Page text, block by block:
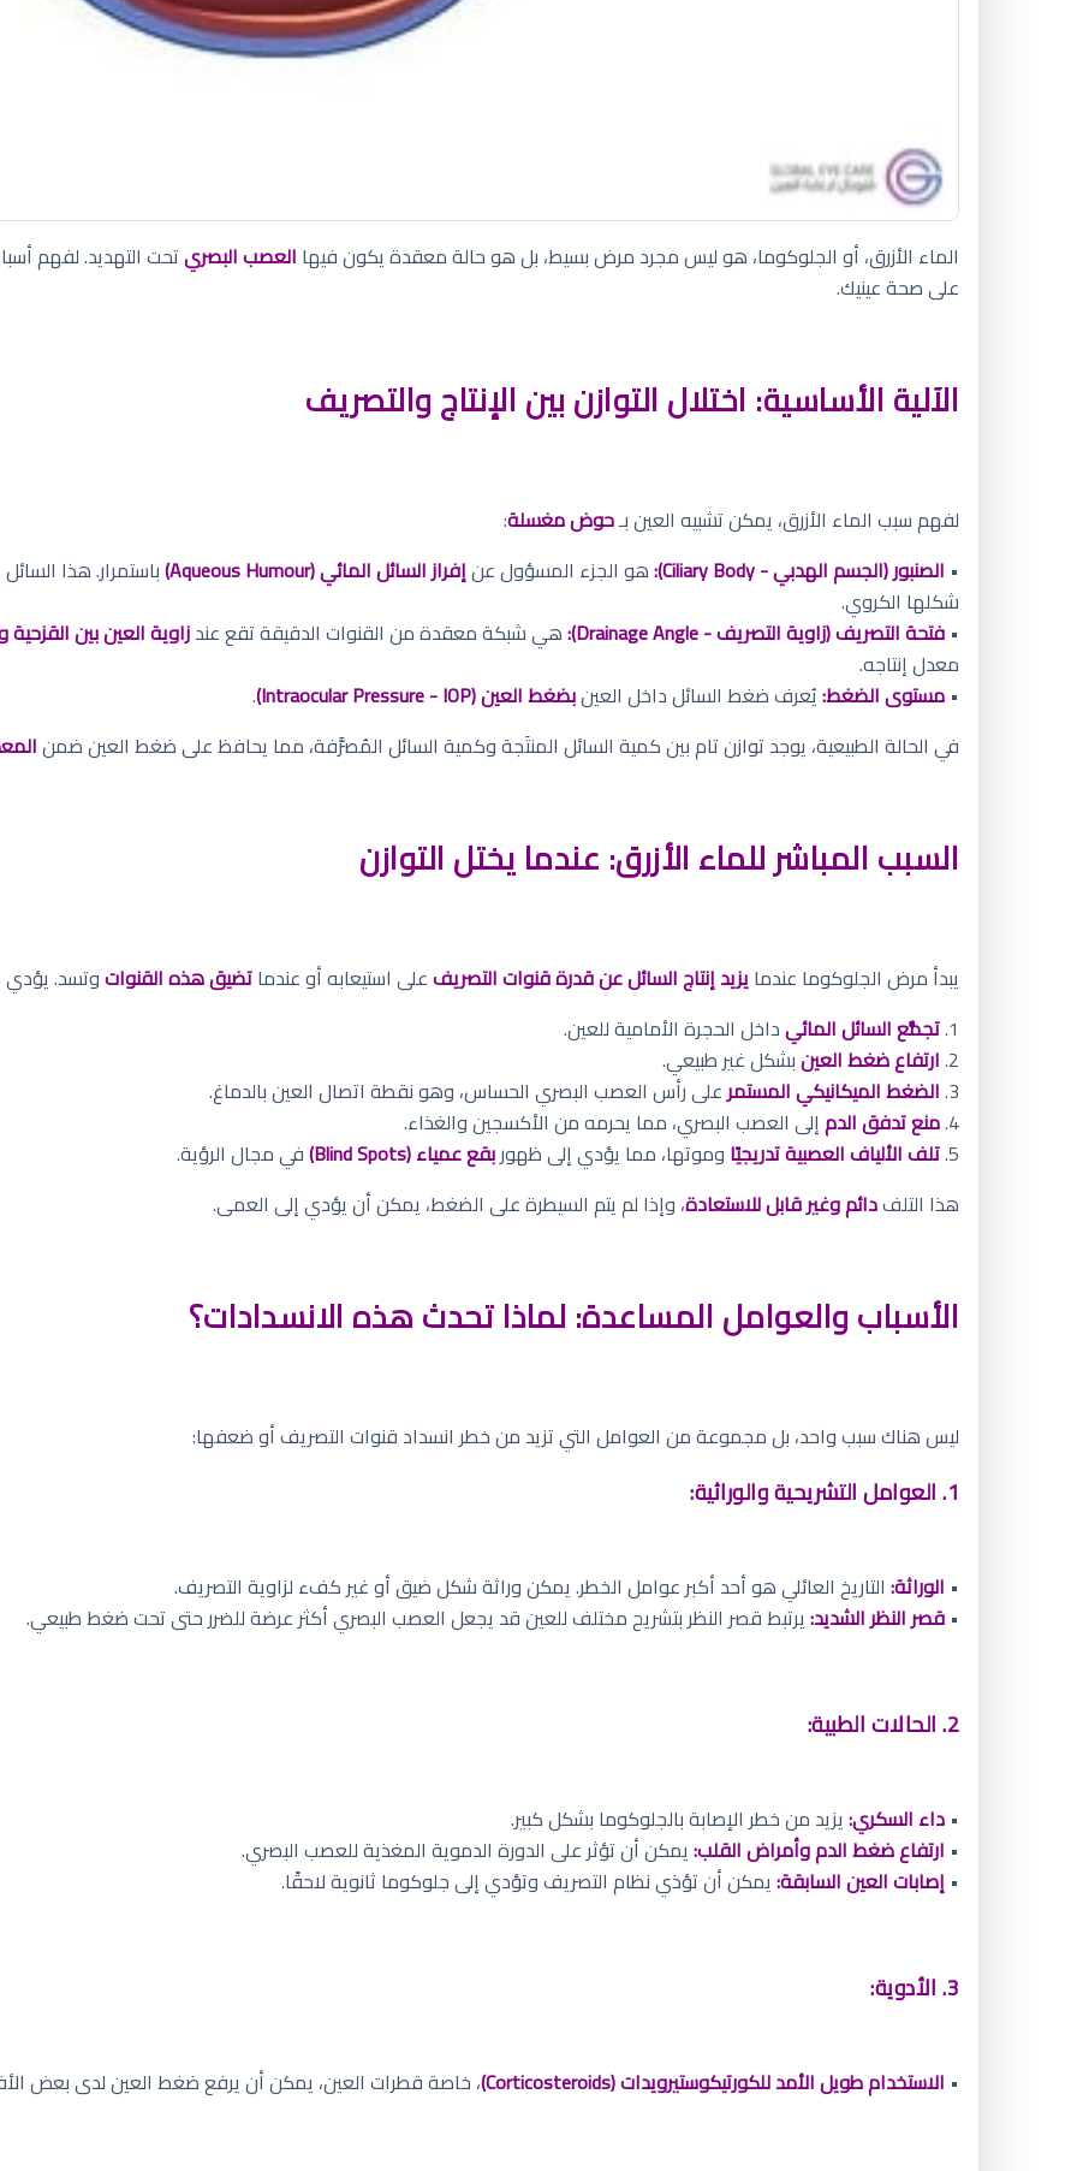
الماء الأزرق، أو الجلوكوما، هو ليس مجرد مرض بسيط، بل هو حالة معقدة يكون فيها العصب البصريتحت التهديد. لفهم
على صحة عينيك.
الآلية الأساسية: اختلال التوازن بين الإنتاج والتصريف
لفهم سبب الماء الأزرق، يمكن تشبيه العين بـحوض مغسلة:
• الصنبور (الجسم الهدبي - Ciliary Body): هو الجزء المسؤول عنإفراز السائل المائي (Aqueous Humour)
باستمرار. هذا
شكلها الكروي.
• فتحة التصريف (زاوية التصريف - Drainage Angle): هي شبكة معقدة من القنوات الدقيقة تقع عندزاوية العين بين القزحية
معدل إنتاجه.
• مستوى الضغط:يُعرف ضغط السائل داخل العينبضغط العين (Intraocular Pressure - IOP)
.
في الحالة الطبيعية، يوجد توازن تام بين كمية السائل المنتَجة وكمية السائل المُصرَّفة، مما يحافظ على ضغط العين ضمن
السبب المباشر للماء الأزرق: عندما يختل التوازن
يبدأ مرض الجلوكوما عندمايزيد إنتاج السائل عن قدرة قنوات التصريفعلى استيعابه أو عندماتضيق هذه القنواتوتسد. يؤدي
1. تجمُّع السائل المائيداخل الحجرة الأمامية للعين.
2. ارتفاع ضغط العينبشكل غير طبيعي.
3. الضغط الميكانيكي المستمرعلى رأس العصب البصري الحساس، وهو نقطة اتصال العين بالدماغ.
4. منع تدفق الدمإلى العصب البصري، مما يحرمه من الأكسجين والغذاء.
5. تلف الألياف العصبية تدريجيًا وموتها، مما يؤدي إلى ظهوربقع عمياء (Blind Spots)
في مجال الرؤية.
هذا التلفدائم وغير قابل للاستعادة، وإذا لم يتم السيطرة على الضغط، يمكن أن يؤدي إلى العمى.
الأسباب والعوامل المساعدة: لماذا تحدث هذه الانسدادات؟
ليس هناك سبب واحد، بل مجموعة من العوامل التي تزيد من خطر انسداد قنوات التصريف أو ضعفها:
1. العوامل التشريحية والوراثية:
• الوراثة: التاريخ العائلي هو أحد أكبر عوامل الخطر. يمكن وراثة شكل ضيق أو غير كفء لزاوية التصريف.
• قصر النظر الشديد: يرتبط قصر النظر بتشريح مختلف للعين قد يجعل العصب البصري أكثر عرضة للضرر حتى تحت ضغط طبيعي.
2. الحالات الطبية:
• داء السكري: يزيد من خطر الإصابة بالجلوكوما بشكل كبير.
• ارتفاع ضغط الدم وأمراض القلب: يمكن أن تؤثر على الدورة الدموية المغذية للعصب البصري.
• إصابات العين السابقة: يمكن أن تؤذي نظام التصريف وتؤدي إلى جلوكوما ثانوية لاحقًا.
3. الأدوية:
• الاستخدام طويل الأمد للكورتيكوستيرويدات (Corticosteroids) ، خاصة قطرات العين، يمكن أن يرفع ضغط العين لدى بعض